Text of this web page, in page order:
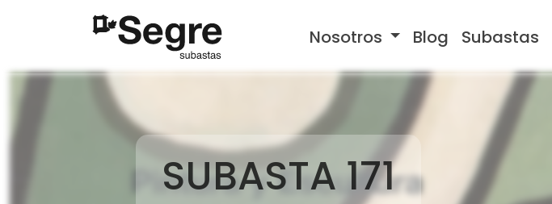
Nosotros Blog Subastas
SUBASTA 171